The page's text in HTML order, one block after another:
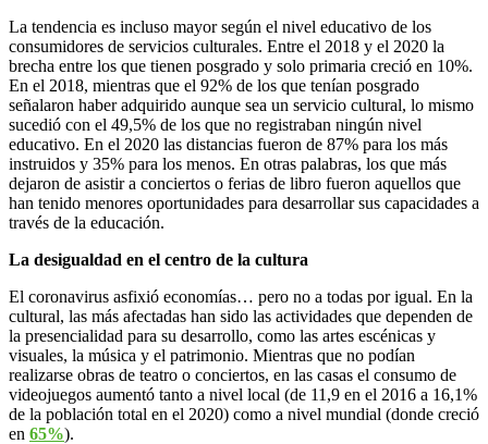
La tendencia es incluso mayor según el nivel educativo de los
consumidores de servicios culturales. Entre el 2018 y el 2020 la
brecha entre los que tienen posgrado y solo primaria creció en 10%.
En el 2018, mientras que el 92% de los que tenían posgrado
señalaron haber adquirido aunque sea un servicio cultural, lo mismo
sucedió con el 49,5% de los que no registraban ningún nivel
educativo. En el 2020 las distancias fueron de 87% para los más
instruidos y 35% para los menos. En otras palabras, los que más
dejaron de asistir a conciertos o ferias de libro fueron aquellos que
han tenido menores oportunidades para desarrollar sus capacidades a
través de la educación.
La desigualdad en el centro de la cultura
El coronavirus asfixió economías… pero no a todas por igual. En la
cultural, las más afectadas han sido las actividades que dependen de
la presencialidad para su desarrollo, como las artes escénicas y
visuales, la música y el patrimonio. Mientras que no podían
realizarse obras de teatro o conciertos, en las casas el consumo de
videojuegos aumentó tanto a nivel local (de 11,9 en el 2016 a 16,1%
de la población total en el 2020) como a nivel mundial (donde creció
en 65%).